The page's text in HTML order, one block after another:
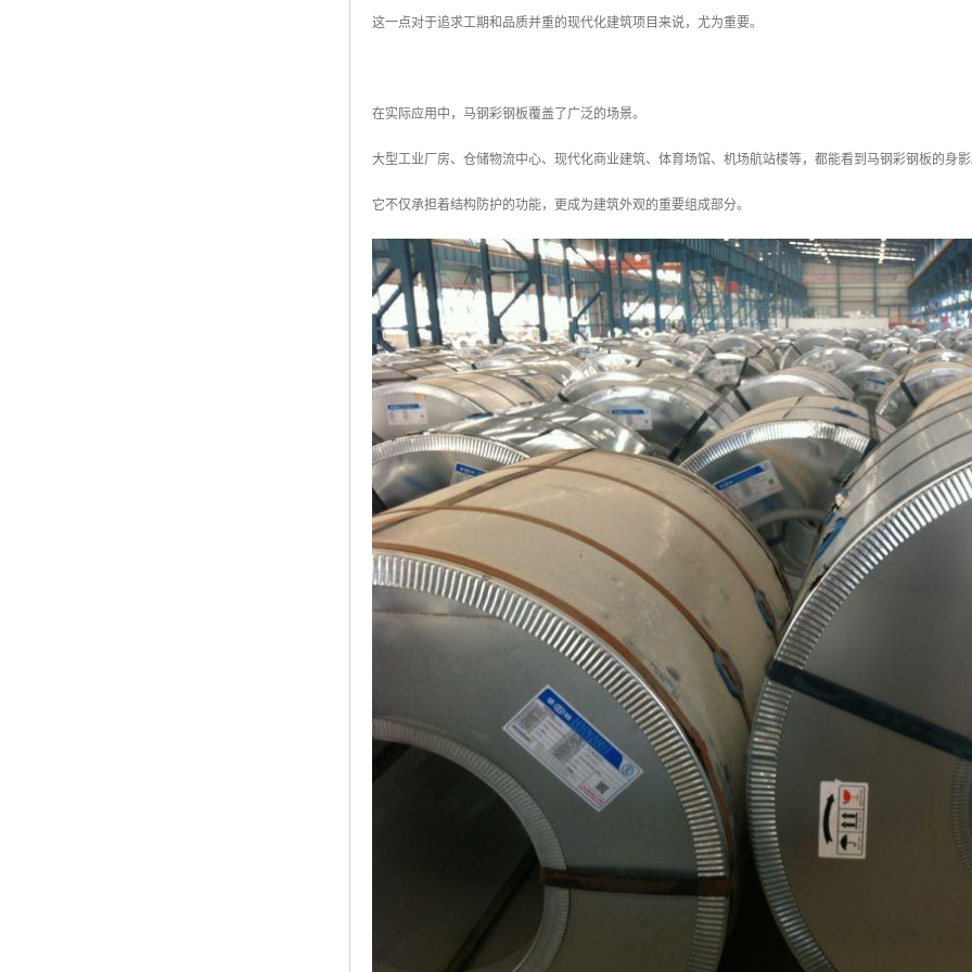
这一点对于追求工期和品质并重的现代化建筑项目来说，尤为重要。
在实际应用中，马钢彩钢板覆盖了广泛的场景。
大型工业厂房、仓储物流中心、现代化商业建筑、体育场馆、机场航站楼等，都能看到马钢彩钢板的身
它不仅承担着结构防护的功能，更成为建筑外观的重要组成部分。